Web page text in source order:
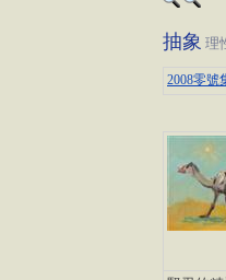
抽象 理
2008零號